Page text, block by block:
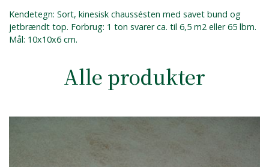
Kendetegn: Sort, kinesisk chaussésten med savet bund og
jetbrændt top. Forbrug: 1 ton svarer ca. til 6,5 m2 eller 65 lbm.
Mål: 10x10x6 cm.
Alle produkter